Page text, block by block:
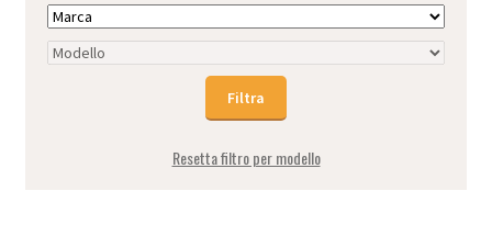
Resetta filtro per modello